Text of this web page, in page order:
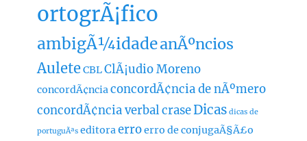
ortogrÃ¡fico
ambigÃ¼idadeanÃºncios
AuleteCBLClÃ¡udio Moreno
concordÃ¢ncia concordÃ¢ncia de nÃºmero
concordÃ¢ncia verbalcraseDicas dicas de
portuguÃªs editora erroerro de conjugaÃ§Ã£o